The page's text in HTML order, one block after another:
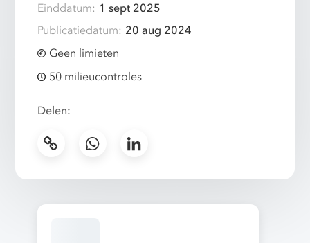
Einddatum: 1 sept 2025
Publicatiedatum: 20 aug 2024
Geen limieten
50 milieucontroles
Delen: